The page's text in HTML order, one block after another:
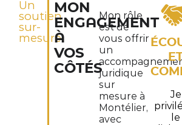
Un
soutien
sur-
mesure
MON
ENGAGEMENT
À
VOS
CÔTÉS
Mon rôle
est de
vous offrir
un
juridique
sur
mesure à
Montélier,
avec
Je
le